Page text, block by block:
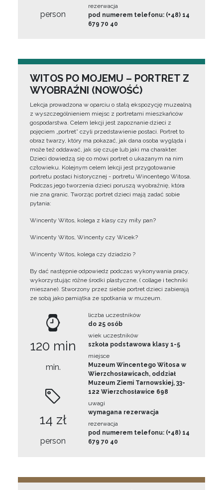
person
rezerwacja
pod numerem telefonu: (+48) 14
679 70 40
WITOS PO MOJEMU – PORTRET Z
WYOBRAŹNI (NOWOŚĆ)
Lekcja prowadzona w oparciu o stałą ekspozycję muzealną
z wyszczególnieniem miejsc z portretami mieszkańców
gospodarstwa. Celem lekcji jest zapoznanie dzieci z
pojęciem „portret” czyli przedstawienie postaci. Portret to
obraz twarzy, który ma pokazać, jak dana osoba wygląda i
może też oddawać, jak się czuje lub jaki ma charakter.
Dzieci dowiedzą się co mówi portret o ukazanym na nim
człowieku. Kolejnym celem lekcji jest przygotowanie
portretu postaci historycznej - portretu Wincentego Witosa.
Podczas jego tworzenia dzieci poruszą wyobraźnię, która
nie zna granic. Tworząc portret dzieci mają zadać sobie
pytania:
Wincenty Witos, kolega z klasy czy miły pan?
Wincenty Witos, Wincenty czy Wicek?
Wincenty Witos, kolega czy dziadzio ?
By dać następnie odpowiedz podczas wykonywania pracy,
wykorzystując różne środki plastyczne, ( collage i techniki
mieszane). Stworzony przez siebie portret dzieci zabierają
ze sobą jako pamiątka ze spotkania w muzeum.
120 min
min.
14 zł
person
liczba uczestników
do 25 osób
wiek uczestników
szkoła podstawowa klasy 1-5
miejsce
Muzeum Wincentego Witosa w
Wierzchosławicach, oddział
Muzeum Ziemi Tarnowskiej, 33-
122 Wierzchosławice 698
uwagi
wymagana rezerwacja
rezerwacja
pod numerem telefonu: (+48) 14
679 70 40